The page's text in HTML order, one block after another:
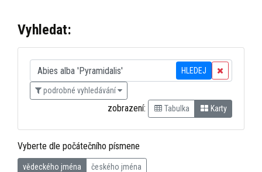
Vyhledat:
HLEDEJ
podrobné vyhledávání
zobrazení: Tabulka Karty
Vyberte dle počátečního písmene
vědeckého jména českého jména